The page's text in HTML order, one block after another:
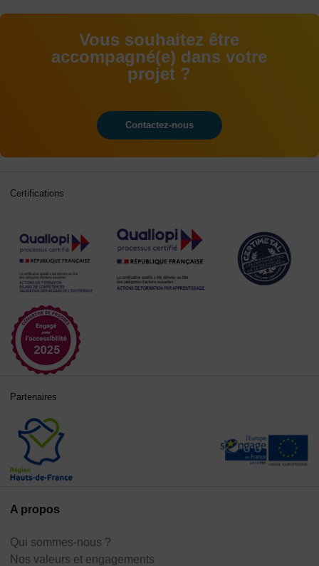
Vous souhaitez être
accompagné(e) dans votre
projet ?
Contactez-nous
A propos
Qui sommes-nous ?
Nos valeurs et engagements
Certifications
Partenaires